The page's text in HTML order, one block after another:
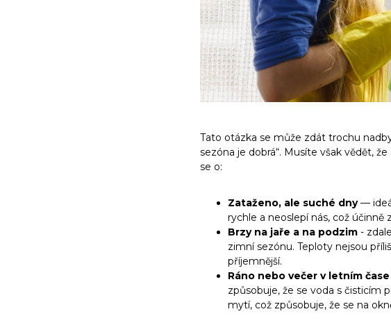
Tato otázka se může zdát trochu
sezóna je dobrá“. Musíte však vědět,
se o:
Zataženo, ale suché dny—
rychle a neoslepí nás, což účinně
Brzy na jaře a na podzim -
zimní sezónu. Teploty nejsou
příjemnější.
Ráno nebo večer v letním čase
způsobuje, že se voda s čisticím
mytí, což způsobuje, že se na